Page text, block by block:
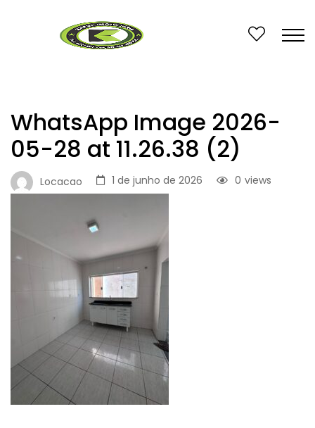
WhatsApp Image 2026-
05-28 at 11.26.38 (2)
Locacao 1 de junho de 2026 views
0